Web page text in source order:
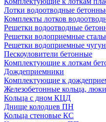
Лотки водоотводные
Комплекты лотков
Решетки водоотводные
Решетки водоприемные
Решетки водоприемные
Пескоуловители бетонные
Комплектующие к лоткам
Дождеприемники
Комплектующие к
Железобетонные кольца,
Кольца с дном КЦД
Днище колодцев ПН
Кольца стеновые КС